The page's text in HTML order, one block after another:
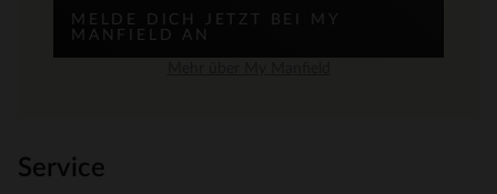
MELDE DICH JETZT BEI MY
MANFIELD AN
Service